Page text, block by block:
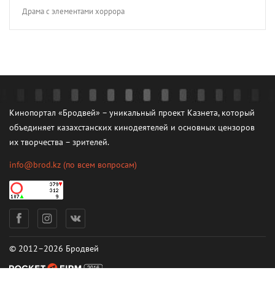
Драма с элементами хоррора
Кинопортал «Бродвей» – уникальный проект Казнета, который
объединяет казахстанских кинодеятелей и основных цензоров
их творчества – зрителей.
info@brod.kz (по всем вопросам)
© 2012–2026 Бродвей